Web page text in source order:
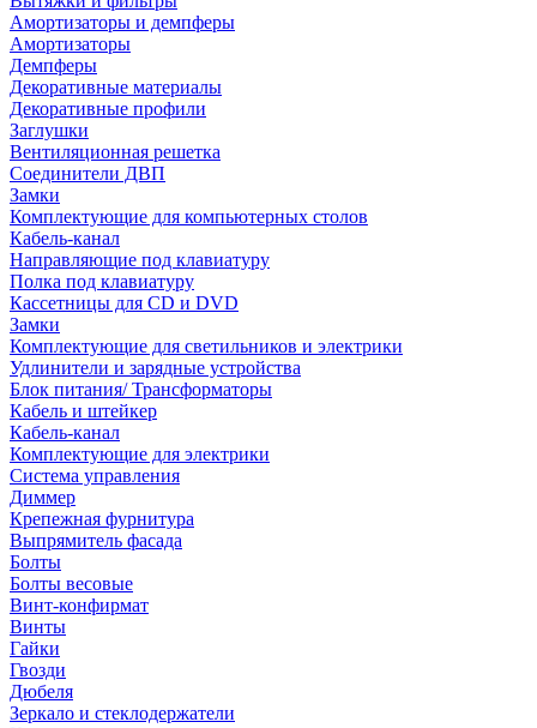
Амортизаторы и демпферы
Амортизаторы
Демпферы
Декоративные материалы
Декоративные профили
Заглушки
Вентиляционная решетка
Соединители ДВП
Замки
Комплектующие для компьютерных столов
Кабель-канал
Направляющие под клавиатуру
Полка под клавиатуру
Кассетницы для CD и DVD
Замки
Комплектующие для светильников и электрики
Удлинители и зарядные устройства
Блок питания/ Трансформаторы
Кабель и штейкер
Кабель-канал
Комплектующие для электрики
Система управления
Диммер
Крепежная фурнитура
Выпрямитель фасада
Болты
Болты весовые
Винт-конфирмат
Винты
Гайки
Гвозди
Дюбеля
Зеркало и стеклодержатели